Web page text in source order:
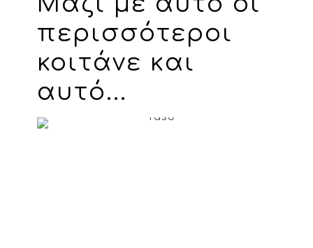
περισσότεροι
κοιτάνε και
αυτό...